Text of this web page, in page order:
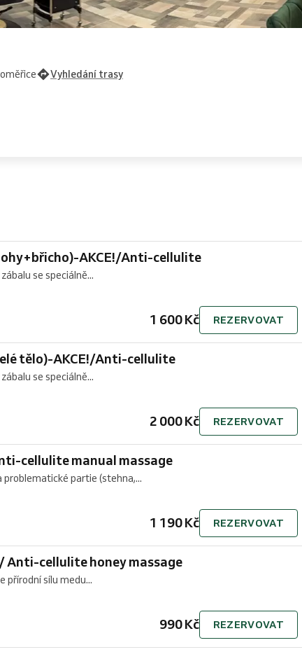
Vyhledání trasy
AKCE!/Anti-cellulite
se speciálně...
1 600 Kč REZERVOVAT
tělo)-AKCE!/Anti-cellulite
se speciálně...
2 000 Kč REZERVOVAT
cellulite manual massage
partie (stehna,...
1 190 Kč REZERVOVAT
Anti-cellulite honey massage
přírodní sílu medu...
990 Kč REZERVOVAT